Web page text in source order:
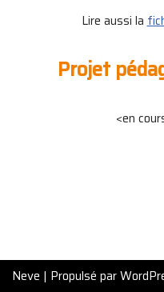
Lire aussi la
Projet
<en
Neve | Propulsé par